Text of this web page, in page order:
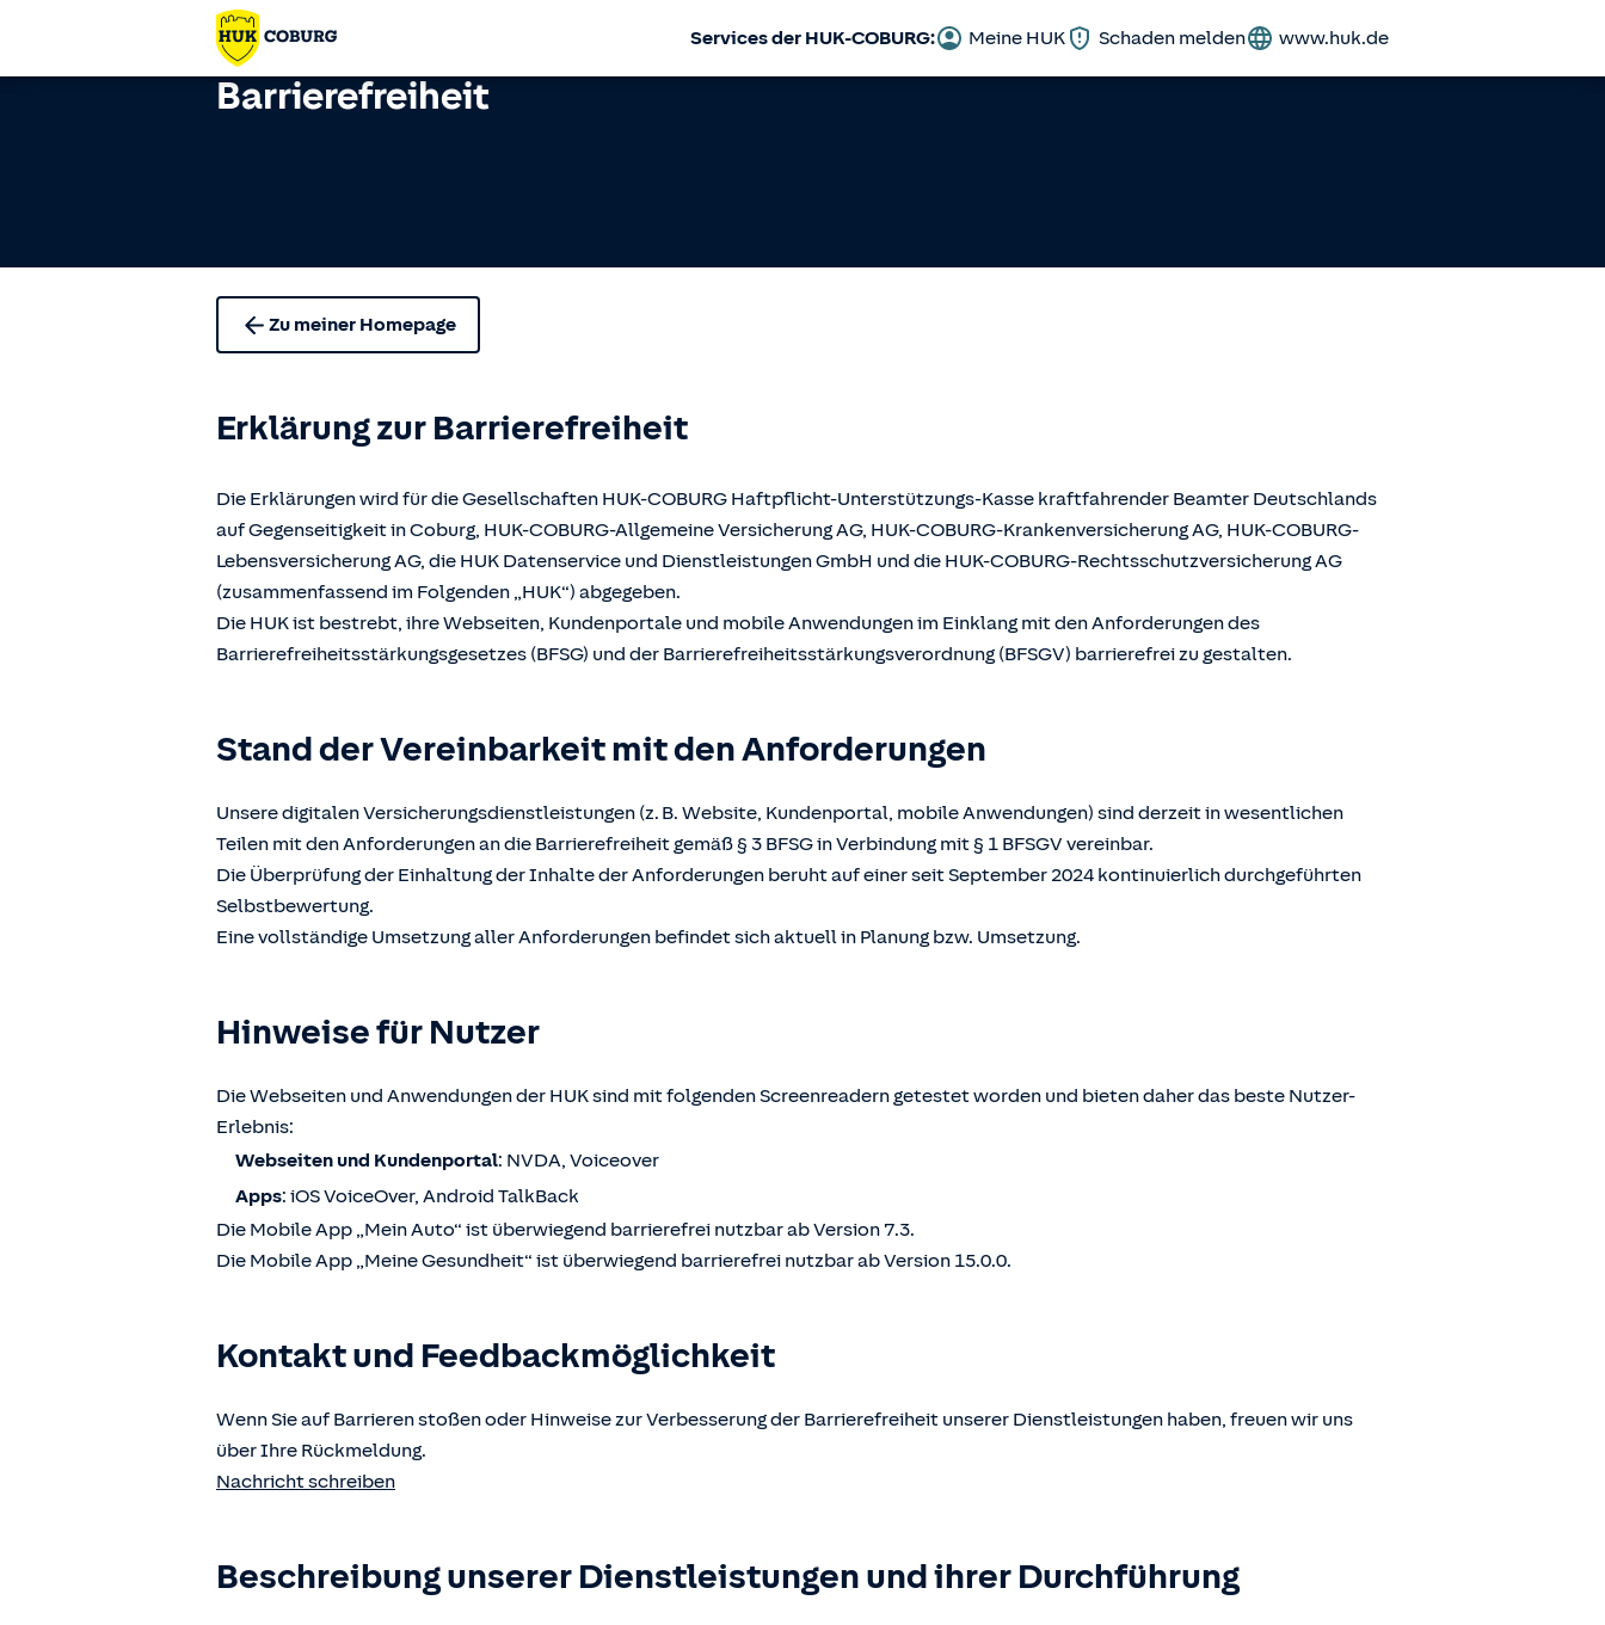
Services der HUK-COBURG: Meine HUK Schaden melden www.huk.de
Barrierefreiheit
Zu meiner Homepage
Erklärung zur Barrierefreiheit
Die Erklärungen wird für die Gesellschaften HUK-COBURG Haftpflicht-Unterstützungs-Kasse kraftfahrender Beamter Deutschlands
auf Gegenseitigkeit in Coburg, HUK-COBURG-Allgemeine Versicherung AG, HUK-COBURG-Krankenversicherung AG, HUK-COBURG-
Lebensversicherung AG, die HUK Datenservice und Dienstleistungen GmbH und die HUK-COBURG-Rechtsschutzversicherung AG
(zusammenfassend im Folgenden „HUK“) abgegeben.
Die HUK ist bestrebt, ihre Webseiten, Kundenportale und mobile Anwendungen im Einklang mit den Anforderungen des
Barrierefreiheitsstärkungsgesetzes (BFSG) und der Barrierefreiheitsstärkungsverordnung (BFSGV) barrierefrei zu gestalten.
Stand der Vereinbarkeit mit den Anforderungen
Unsere digitalen Versicherungsdienstleistungen (z. B. Website, Kundenportal, mobile Anwendungen) sind derzeit in wesentlichen
Teilen mit den Anforderungen an die Barrierefreiheit gemäß § 3 BFSG in Verbindung mit § 1 BFSGV vereinbar.
Die Überprüfung der Einhaltung der Inhalte der Anforderungen beruht auf einer seit September 2024 kontinuierlich durchgeführten
Selbstbewertung.
Eine vollständige Umsetzung aller Anforderungen befindet sich aktuell in Planung bzw. Umsetzung.
Hinweise für Nutzer
Die Webseiten und Anwendungen der HUK sind mit folgenden Screenreadern getestet worden und bieten daher das beste Nutzer-
Erlebnis:
Webseiten und Kundenportal: NVDA, Voiceover
Apps: iOS VoiceOver, Android TalkBack
Die Mobile App „Mein Auto“ ist überwiegend barrierefrei nutzbar ab Version 7.3.
Die Mobile App „Meine Gesundheit“ ist überwiegend barrierefrei nutzbar ab Version 15.0.0.
Kontakt und Feedbackmöglichkeit
Wenn Sie auf Barrieren stoßen oder Hinweise zur Verbesserung der Barrierefreiheit unserer Dienstleistungen haben, freuen wir uns
über Ihre Rückmeldung.
Nachricht schreiben
Beschreibung unserer Dienstleistungen und ihrer Durchführung